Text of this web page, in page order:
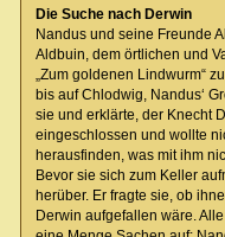
Die Suche nach Derwin
Nandus und seine Freunde
Aldbuin, dem örtlichen und
„Zum goldenen Lindwurm“
bis auf Chlodwig, Nandus‘
sie und erklärte, der Knecht
eingeschlossen und wollte
herausfinden, was mit ihm
Bevor sie sich zum Keller
herüber. Er fragte sie, ob
Derwin aufgefallen wäre.